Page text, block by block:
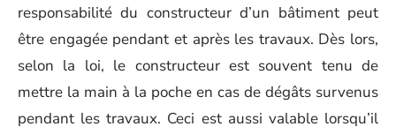
responsabilité du constructeur d’un bâtiment peut
être engagée pendant et après les travaux. Dès lors,
selon la loi, le constructeur est souvent tenu de
mettre la main à la poche en cas de dégâts survenus
pendant les travaux. Ceci est aussi valable lorsqu’il